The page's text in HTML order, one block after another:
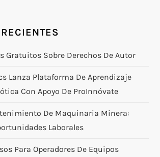
Gratuitos Sobre Derechos De Autor
Lanza Plataforma De Aprendizaje
Con Apoyo De ProInnóvate
De Maquinaria Minera:
Laborales
Para Operadores De Equipos